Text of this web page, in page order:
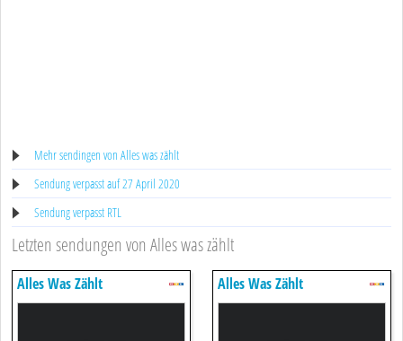
Mehr sendingen von Alles was zählt
Sendung verpasst auf 27 April 2020
Sendung verpasst RTL
Letzten sendungen von Alles was zählt
Alles Was Zählt Alles Was Zählt